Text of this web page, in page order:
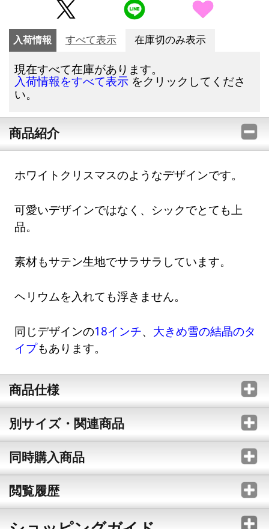
入荷情報 すべて表示 在庫切のみ表示
現在すべて在庫があります。
入荷情報をすべて表示 をクリックしてくださ
い。
商品紹介
ホワイトクリスマスのようなデザインです。
可愛いデザインではなく、シックでとても上
品。
素材もサテン生地でサラサラしています。
ヘリウムを入れても浮きません。
同じデザインの18インチ、 大きめ雪の結晶のタ
イプもあります。
商品仕様
別サイズ・関連商品
同時購入商品
閲覧履歴